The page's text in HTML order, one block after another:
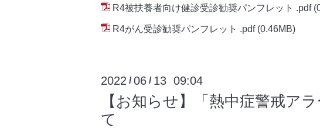
R4被扶養者向け健診受診勧奨パンフレット .pdf
R4がん受診勧奨パンフレット .pdf (0.46MB)
2022 /06 / 13 09:04
【お知らせ】「熱中症警戒ア
て